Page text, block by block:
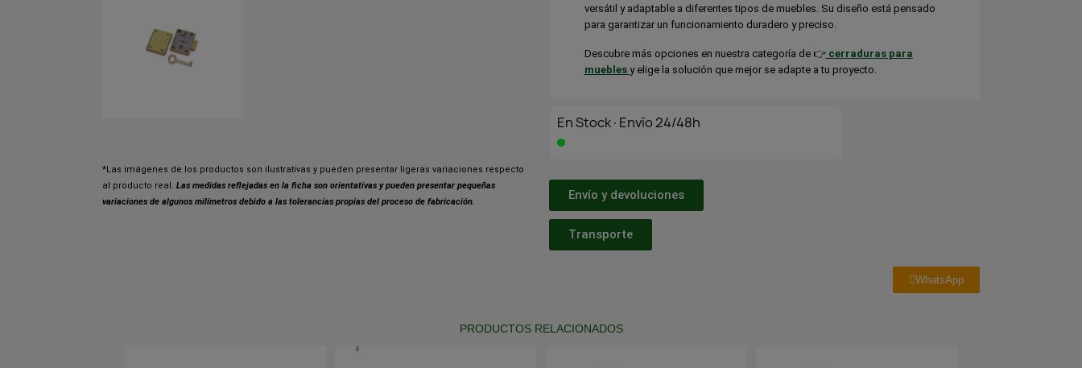
*Las imágenes de los productos son ilustrativas y pueden presentar ligeras variaciones respecto
al producto real. Las medidas reflejadas en la ficha son orientativas y pueden presentar pequeñas
variaciones de algunos milímetros debido a las tolerancias propias del proceso de fabricación.
versátil y adaptable a diferentes tipos de muebles. Su diseño está pensado
para garantizar un funcionamiento duradero y preciso.
Descubre más opciones en nuestra categoría de 👉cerraduras para
muebles y elige la solución que mejor se adapte a tu proyecto.
En Stock·Envío 24/48h
Envío y devoluciones
Transporte
WhatsApp
PRODUCTOS RELACIONADOS